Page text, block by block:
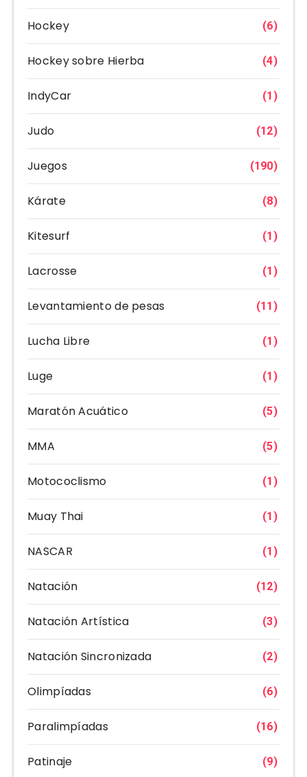
Hockey (6)
Hockey sobre Hierba (4)
IndyCar (1)
Judo (12)
Juegos (190)
Kárate (8)
Kitesurf (1)
Lacrosse (1)
Levantamiento de pesas (11)
Lucha Libre (1)
Luge (1)
Maratón Acuático (5)
MMA (5)
Motococlismo (1)
Muay Thai (1)
NASCAR (1)
Natación (12)
Natación Artística (3)
Natación Sincronizada (2)
Olimpíadas (6)
Paralimpíadas (16)
Patinaje (9)